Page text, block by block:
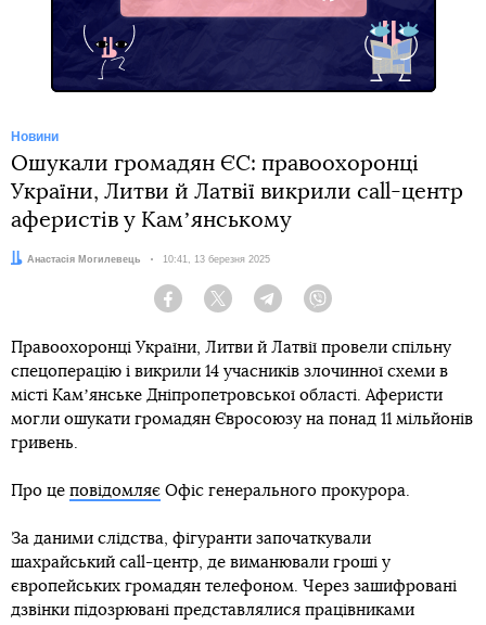
Новини
Ошукали громадян ЄС: правоохоронці
України, Литви й Латвії викрили call-центр
аферистів у Камʼянському
Автор:
Анастасія Могилевець Дата:
10:41, 13 березня 2025
Facebook Twitter Telegram
Правоохоронці України, Литви й Латвії провели спільну
спецоперацію і викрили 14 учасників злочинної схеми в
місті Камʼянське Дніпропетровської області. Аферисти
могли ошукати громадян Євросоюзу на понад 11 мільйонів
гривень.
Про це повідомляє Офіс генерального прокурора.
За даними слідства, фігуранти започаткували
шахрайський call-центр, де виманювали гроші у
європейських громадян телефоном. Через зашифровані
дзвінки підозрювані представлялися працівниками